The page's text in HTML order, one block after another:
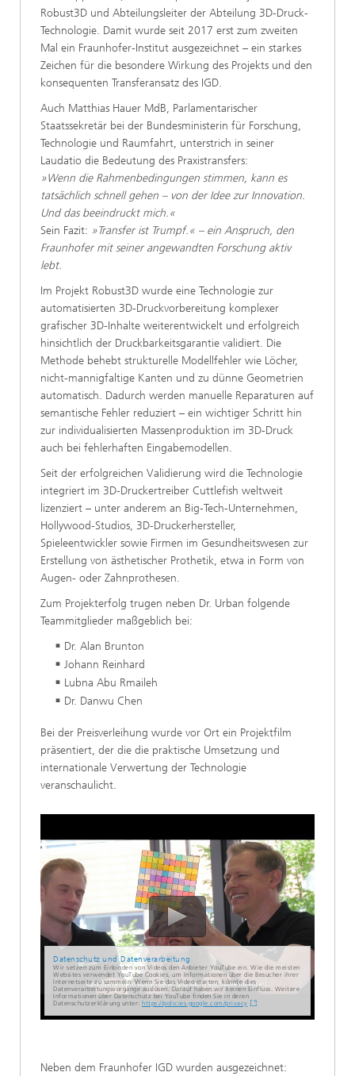
Robust3D und Abteilungsleiter der Abteilung 3D-Druck-
Technologie. Damit wurde seit 2017 erst zum zweiten
Mal ein Fraunhofer-Institut ausgezeichnet – ein starkes
Zeichen für die besondere Wirkung des Projekts und den
konsequenten Transferansatz des IGD.
Auch Matthias Hauer MdB, Parlamentarischer
Staatssekretär bei der Bundesministerin für Forschung,
Technologie und Raumfahrt, unterstrich in seiner
Laudatio die Bedeutung des Praxistransfers:
»Wenn die Rahmenbedingungen stimmen, kann es
tatsächlich schnell gehen – von der Idee zur Innovation.
Und das beeindruckt mich.«
Sein Fazit: »Transfer ist Trumpf.« – ein Anspruch, den
Fraunhofer mit seiner angewandten Forschung aktiv
lebt.
Im Projekt Robust3D wurde eine Technologie zur
automatisierten 3D-Druckvorbereitung komplexer
grafischer 3D-Inhalte weiterentwickelt und erfolgreich
hinsichtlich der Druckbarkeitsgarantie validiert. Die
Methode behebt strukturelle Modellfehler wie Löcher,
nicht-mannigfaltige Kanten und zu dünne Geometrien
automatisch. Dadurch werden manuelle Reparaturen auf
semantische Fehler reduziert – ein wichtiger Schritt hin
zur individualisierten Massenproduktion im 3D-Druck
auch bei fehlerhaften Eingabemodellen.
Seit der erfolgreichen Validierung wird die Technologie
integriert im 3D-Druckertreiber Cuttlefish weltweit
lizenziert – unter anderem an Big-Tech-Unternehmen,
Hollywood-Studios, 3D-Druckerhersteller,
Spieleentwickler sowie Firmen im Gesundheitswesen zur
Erstellung von ästhetischer Prothetik, etwa in Form von
Augen- oder Zahnprothesen.
Zum Projekterfolg trugen neben Dr. Urban folgende
Teammitglieder maßgeblich bei:
Dr. Alan Brunton
Johann Reinhard
Lubna Abu Rmaileh
Dr. Danwu Chen
Bei der Preisverleihung wurde vor Ort ein Projektfilm
präsentiert, der die die praktische Umsetzung und
internationale Verwertung der Technologie
veranschaulicht.
Datenschutz und Datenverarbeitung
Wir setzen zum Einbinden von Videos den Anbieter YouTube ein. Wie die meisten
Websites verwendet YouTube Cookies, um Informationen über die Besucher ihrer
Internetseite zu sammeln. Wenn Sie das Video starten, könnte dies
Datenverarbeitungsvorgänge auslösen. Darauf haben wir keinen Einfluss. Weitere
Informationen über Datenschutz bei YouTube finden Sie in deren
Datenschutzerklärung unter: https://policies.google.com/privacy
Neben dem Fraunhofer IGD wurden ausgezeichnet: